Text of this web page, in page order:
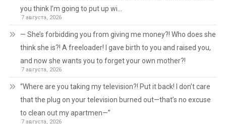
you think I’m going to put up wi…
7 августа, 2026
— She’s forbidding you from giving me money?! Who does she
think she is?! A freeloader! I gave birth to you and raised you,
and now she wants you to forget your own mother?!
7 августа, 2026
“Where are you taking my television?! Put it back! I don’t care
that the plug on your television burned out—that’s no excuse
to clean out my apartmen—”
7 августа, 2026